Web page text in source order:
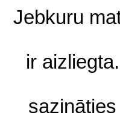
Jebkuru
ir